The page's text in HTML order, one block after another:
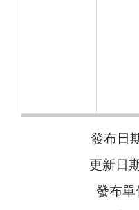
發布日
更新日
發布單